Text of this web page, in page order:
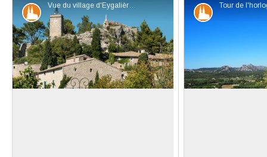
Vue du village d'Eygalières - PNR Alpilles
Patrimoine et histoire Patrimoine